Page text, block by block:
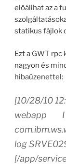
előállhat az a
statikus fájlok
Ezt a GWT
nagyon és
hibaüzenettel:
[10/28/10
webapp I
log
[/app/